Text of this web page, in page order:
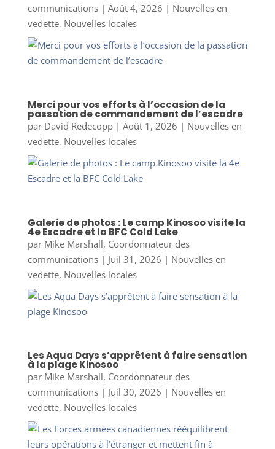
communications| Août 4, 2026 | Nouvelles en
vedette, Nouvelles locales
Merci pour vos efforts à l’occasion de la
passation de commandement de l’escadre
par David Redecopp| Août 1, 2026 | Nouvelles en
vedette, Nouvelles locales
Galerie de photos : Le camp Kinosoo visite la
4e Escadre et la BFC Cold Lake
par Mike Marshall, Coordonnateur des
communications| Juil 31, 2026 | Nouvelles en
vedette, Nouvelles locales
Les Aqua Days s’apprêtent à faire sensation
à la plage Kinosoo
par Mike Marshall, Coordonnateur des
communications| Juil 30, 2026 | Nouvelles en
vedette, Nouvelles locales